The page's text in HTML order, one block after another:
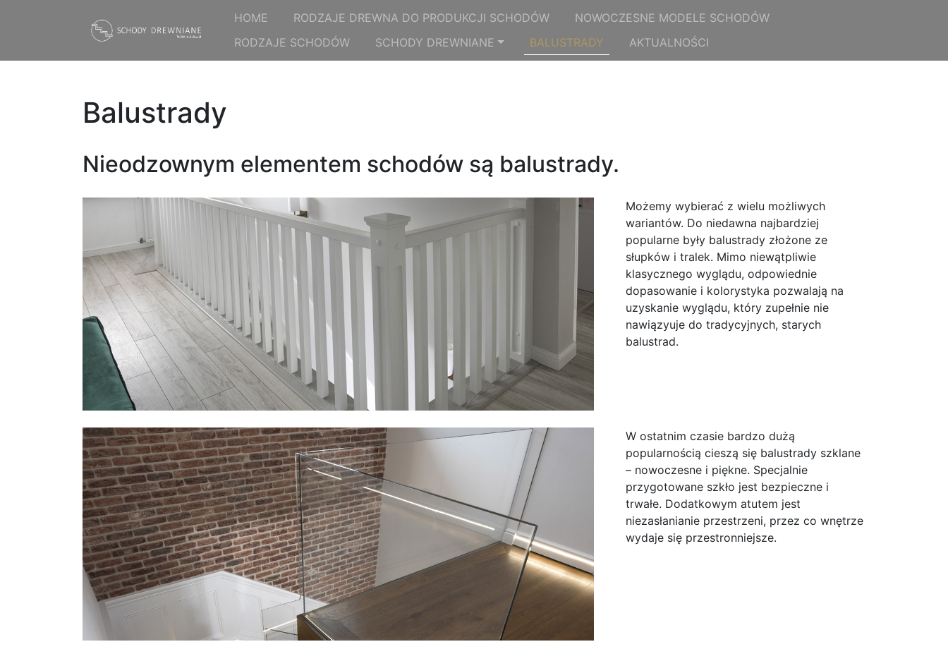
HOME RODZAJE DREWNA DO PRODUKCJI SCHODÓW
NOWOCZESNE MODELE SCHODÓW
RODZAJE SCHODÓW
SCHODY DREWNIANE BALUSTRADY AKTUALNOŚCI
Balustrady
Nieodzownym elementem schodów są balustrady.
Możemy wybierać z wielu możliwych
wariantów. Do niedawna najbardziej
popularne były balustrady złożone ze
słupków i tralek. Mimo niewątpliwie
klasycznego wyglądu, odpowiednie
dopasowanie i kolorystyka pozwalają na
uzyskanie wyglądu, który zupełnie nie
nawiązyuje do tradycyjnych, starych
balustrad.
W ostatnim czasie bardzo dużą
popularnością cieszą się balustrady szklane
– nowoczesne i piękne. Specjalnie
przygotowane szkło jest bezpieczne i
trwałe. Dodatkowym atutem jest
niezasłanianie przestrzeni, przez co wnętrze
wydaje się przestronniejsze.